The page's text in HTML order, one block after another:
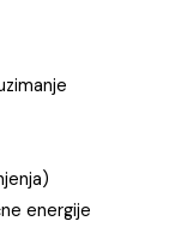
energije